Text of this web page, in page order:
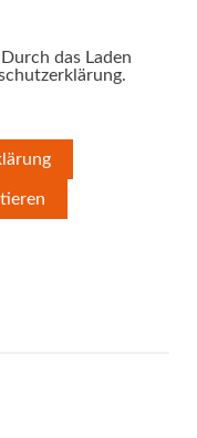
das Laden